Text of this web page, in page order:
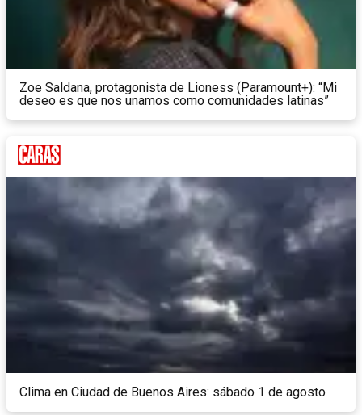
Zoe Saldana, protagonista de Lioness (Paramount+): “Mi
deseo es que nos unamos como comunidades latinas”
Clima en Ciudad de Buenos Aires: sábado 1 de agosto